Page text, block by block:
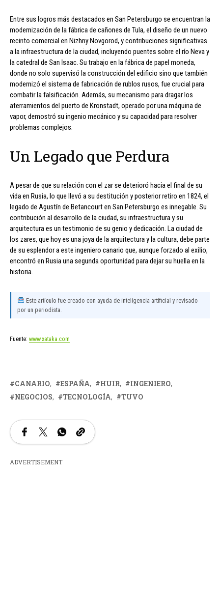
Entre sus logros más destacados en San Petersburgo se encuentran la
modernización de la fábrica de cañones de Tula, el diseño de un nuevo
recinto comercial en Nizhny Novgorod, y contribuciones significativas
a la infraestructura de la ciudad, incluyendo puentes sobre el río Neva y
la catedral de San Isaac. Su trabajo en la fábrica de papel moneda,
donde no solo supervisó la construcción del edificio sino que también
modernizó el sistema de fabricación de rublos rusos, fue crucial para
combatir la falsificación. Además, su mecanismo para dragar los
aterramientos del puerto de Kronstadt, operado por una máquina de
vapor, demostró su ingenio mecánico y su capacidad para resolver
problemas complejos.
Un Legado que Perdura
A pesar de que su relación con el zar se deterioró hacia el final de su
vida en Rusia, lo que llevó a su destitución y posterior retiro en 1824, el
legado de Agustín de Betancourt en San Petersburgo es innegable. Su
contribución al desarrollo de la ciudad, su infraestructura y su
arquitectura es un testimonio de su genio y dedicación. La ciudad de
los zares, que hoy es una joya de la arquitectura y la cultura, debe parte
de su esplendor a este ingeniero canario que, aunque forzado al exilio,
encontró en Rusia una segunda oportunidad para dejar su huella en la
historia.
Este artículo fue creado con ayuda de inteligencia artificial y revisado
por un periodista.
Fuente: www.xataka.com
CANARIO ESPAÑA HUIR
INGENIERO
NEGOCIOS
TECNOLOGÍA TUVO
ADVERTISEMENT